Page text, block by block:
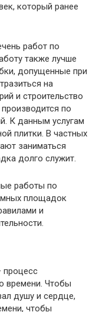
который ранее
работ по
также лучше
допущенные при
на
и строительство
по
К данным услугам
плитки. В частных
заниматься
долго служит.
работы по
площадок
и
процесс
времени. Чтобы
душу и сердце,
чтобы